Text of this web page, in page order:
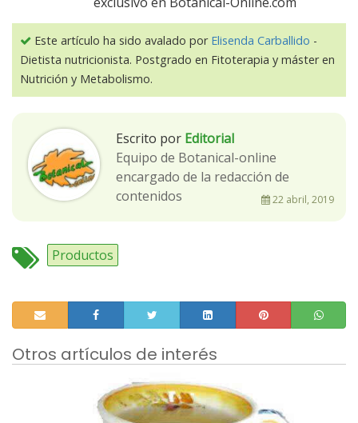
Este artículo ha sido avalado por Elisenda Carballido -
Dietista nutricionista. Postgrado en Fitoterapia y máster en
Nutrición y Metabolismo.
Escrito por Editorial
Equipo de Botanical-online
encargado de la redacción de
contenidos
22 abril, 2019
Productos
Otros artículos de interés